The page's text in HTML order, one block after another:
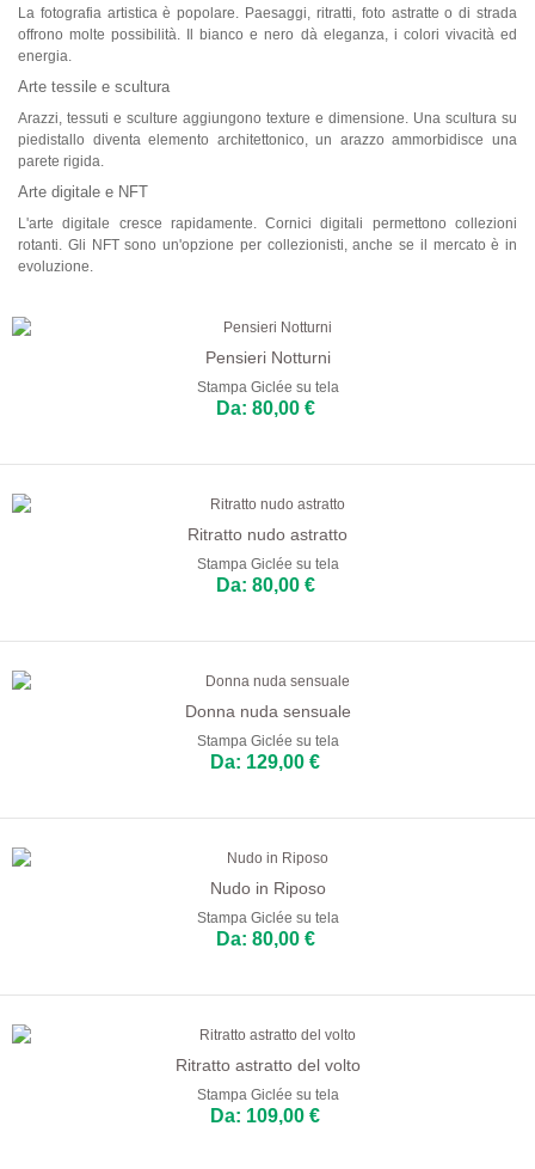
La fotografia artistica è popolare. Paesaggi, ritratti, foto astratte o di strada
offrono molte possibilità. Il bianco e nero dà eleganza, i colori vivacità ed
energia.
Arte tessile e scultura
Arazzi, tessuti e sculture aggiungono texture e dimensione. Una scultura su
piedistallo diventa elemento architettonico, un arazzo ammorbidisce una
parete rigida.
Arte digitale e NFT
L'arte digitale cresce rapidamente. Cornici digitali permettono collezioni
rotanti. Gli NFT sono un'opzione per collezionisti, anche se il mercato è in
evoluzione.
Pensieri Notturni
Stampa Giclée su tela
Da: 80,00 €
Ritratto nudo astratto
Stampa Giclée su tela
Da: 80,00 €
Donna nuda sensuale
Stampa Giclée su tela
Da: 129,00 €
Nudo in Riposo
Stampa Giclée su tela
Da: 80,00 €
Ritratto astratto del volto
Stampa Giclée su tela
Da: 109,00 €